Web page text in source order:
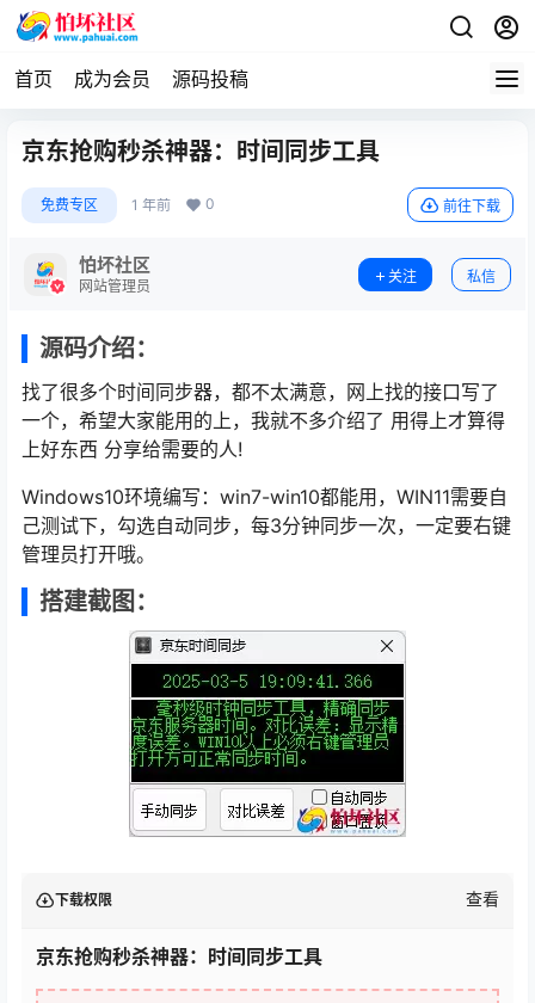
首页 成为会员 源码投稿
京东抢购秒杀神器：时间同步工具
免费专区 1 年前 0 前往下载
怕坏社区
网站管理员
关注 私信
源码介绍：
找了很多个时间同步器，都不太满意，网上找的接口写了
一个，希望大家能用的上，我就不多介绍了 用得上才算得
上好东西 分享给需要的人!
Windows10环境编写：win7-win10都能用，WIN11需要自
己测试下，勾选自动同步，每3分钟同步一次，一定要右键
管理员打开哦。
搭建截图：
下载权限 查看
京东抢购秒杀神器：时间同步工具